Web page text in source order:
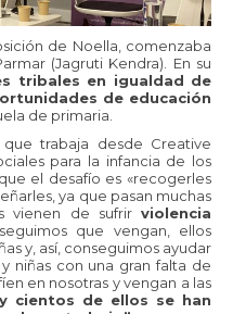
de Noella, comenzaba
(Jagruti Kendra). En su
tribales en igualdad de
de educación
de primaria.
trabaja desde Creative
para la infancia de los
el desafío es «recogerles
ya que pasan muchas
vienen de sufrir violencia
que vengan, ellos
y, así, conseguimos ayudar
niñas con una gran falta de
en nosotras y vengan a las
cientos de ellos se han